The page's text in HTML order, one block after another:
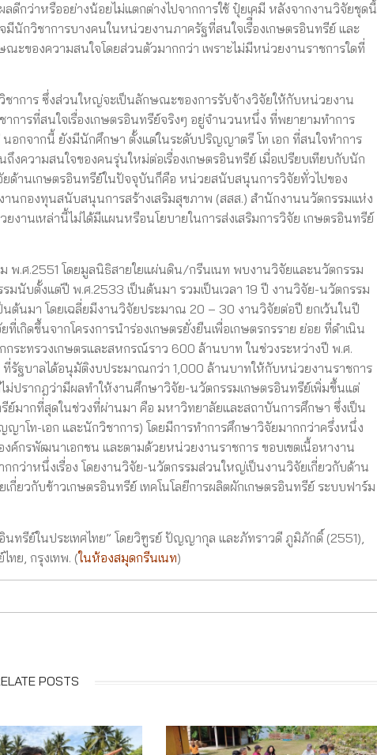
กว่าหรืออย่างน้อยไม่แตกต่างไปจากการใช้ ปุ๋ยเคมี หลังจากงานวิจัยชุดนี้
นักวิชาการบางคนในหน่วยงานภาครัฐที่สนใจเรืื่องเกษตรอินทรีย์ และ
ะของความสนใจโดยส่วนตัวมากกว่า เพราะไม่มีหน่วยงานราชการใดที่
าการ ซึ่งส่วนใหญ่จะเป็นลักษณะของการรับจ้างวิจัยให้กับหน่วยงาน
การที่สนใจเรื่องเกษตรอินทรีย์จริงๆ อยู่จำนวนหนึ่ง ที่พยายามทำการ
อกจากนี้ ยังมีนักศึกษา ตั้งแต่ในระดับปริญญาตรี โท เอก ที่สนใจทำการ
งความสนใจของคนรุ่นใหม่ต่อเรื่องเกษตรอินทรีย์ เมื่อเปรียบเทียบกับนัก
ด้านเกษตรอินทรีย์ในปัจจุบันก็คือ หน่วยสนับสนุนการวิจัยทั่วไปของ
นกองทุนสนับสนุนการสร้างเสริมสุขภาพ (สสส.) สำนักงานนวัตกรรมแห่ง
านเหล่านี้ไม่ได้มีแผนหรือนโยบายในการส่งเสริมการวิจัย เกษตรอินทรีย์
พ.ศ.2551 โดยมูลนิธิสายใยแผ่นดิน/กรีนเนท พบงานวิจัยและนวัตกรรม
นับตั้งแต่ปี พ.ศ.2533 เป็นต้นมา รวมเป็นเวลา 19 ปี งานวิจัย-นวัตกรรม
ต้นมา โดยเฉลี่ยมีงานวิจัยประมาณ 20 – 30 งานวิจัยต่อปี ยกเว้นในปี
กิดขึ้นจากโครงการนำร่องเกษตรยั่งยืนเพื่อเกษตรกรราย ย่อย ที่ดำเนิน
ระทรวงเกษตรและสหกรณ์ราว 600 ล้านบาท ในช่วงระหว่างปี พ.ศ.
รัฐบาลได้อนุมัติงบประมาณกว่า 1,000 ล้านบาทให้กับหน่วยงานราชการ
ม่ปรากฎว่ามีผลทำให้งานศึกษาวิจัย-นวัตกรรมเกษตรอินทรีย์เพิ่มขึ้นแต่
มากที่สุดในช่วงที่ผ่านมา คือ มหาวิทยาลัยและสถาบันการศึกษา ซึ่งเป็น
โท-เอก และนักวิชาการ) โดยมีการทำการศึกษาวิจัยมากกว่าครึ่งหนึ่ง
ค์กรพัฒนาเอกชน และตามด้วยหน่วยงานราชการ ขอบเขตเนื้อหางาน
ว่าหนึ่งเรื่อง โดยงานวิจัย-นวัตกรรมส่วนใหญ่เป็นงานวิจัยเกี่ยวกับด้าน
กี่ยวกับข้าวเกษตรอินทรีย์ เทคโนโลยีการผลิตผักเกษตรอินทรีย์ ระบบฟาร์ม
ทรีย์ในประเทศไทย” โดยวิฑูรย์ ปัญญากุล และภัทราวดี ภูมิภักดิ์ (2551),
ทย, กรุงเทพ. (ในห้องสมุดกรีนเนท)
POSTS